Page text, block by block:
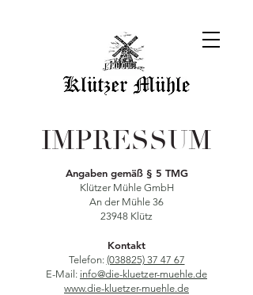
IMPRESSUM
Angaben gemäß § 5 TMG
Klützer Mühle GmbH
An der Mühle 36
23948 Klütz
Kontakt
Telefon: (038825) 37 47 67
E-Mail: info@die-kluetzer-muehle.de
www.die-kluetzer-muehle.de